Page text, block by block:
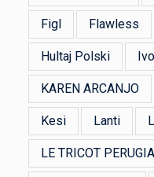
Figl Flawless
Hultaj Polski
KAREN ARCANJO
Kesi Lanti
LE TRICOT PERUGIA